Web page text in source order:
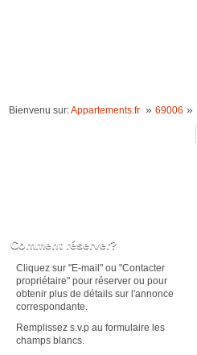
Bienvenu sur:Appartements.fr » 69006 »
Comment réserver?
Cliquez sur "E-mail" ou "Contacter
propriétaire" pour réserver ou pour
obtenir plus de détails sur l'annonce
correspondante.
Remplissez s.v.p au formulaire les
champs blancs.